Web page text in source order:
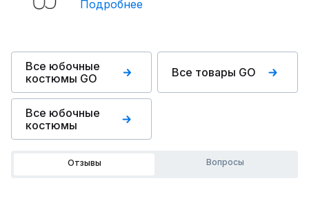
Подробнее
Все юбочные
костюмы GO
Все товары GO
Все юбочные
костюмы
Отзывы Вопросы